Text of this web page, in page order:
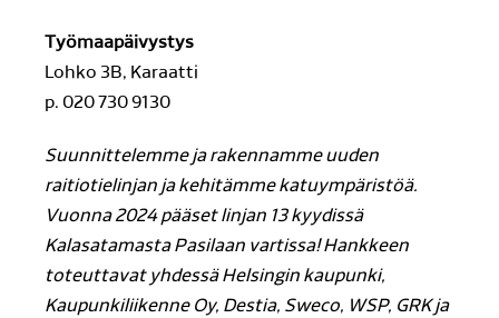
Työmaapäivystys
Lohko 3B, Karaatti
p. 020 730 9130
Suunnittelemme ja rakennamme uuden
raitiotielinjan ja kehitämme katuympäristöä.
Vuonna 2024 pääset linjan 13 kyydissä
Kalasatamasta Pasilaan vartissa! Hankkeen
toteuttavat yhdessä Helsingin kaupunki,
Kaupunkiliikenne Oy, Destia, Sweco, WSP, GRK ja